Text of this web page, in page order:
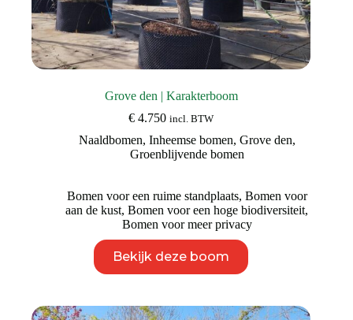
Grove den | Karakterboom
€ 4.750 incl. BTW
Naaldbomen, Inheemse bomen, Grove den,
Groenblijvende bomen
Bomen voor een ruime standplaats, Bomen voor
aan de kust,Bomen voor een hoge biodiversiteit,
Bomen voor meer privacy
Bekijk deze boom
product
heeft
Deze